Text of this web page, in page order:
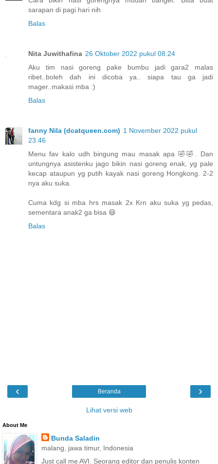
sarapan di pagi hari nih
Balas
Nita Juwithafina 26 Oktober 2022 pukul 08.24
Aku tim nasi goreng pake bumbu jadi gara2 malas
ribet..boleh dah ini dicoba ya.. siapa tau ga jadi
mager..makasi mba :)
Balas
fanny Nila (dcatqueen.com) 1 November 2022 pukul
23.46
Menu fav kalo udh bingung mau masak apa 🤣🤣. Dan
untungnya asistenku jago bikin nasi goreng enak, yg pale
kecap ataupun yg putih kayak nasi goreng Hongkong. 2-2
nya aku suka.
Cuma kdg si mba hrs masak 2x Krn aku suka yg pedas,
sementara anak2 ga bisa 😄
Balas
‹ ›
Beranda
Lihat versi web
About Me
Bunda Saladin
malang, jawa timur, Indonesia
Just call me AVI. Seorang editor dan penulis konten